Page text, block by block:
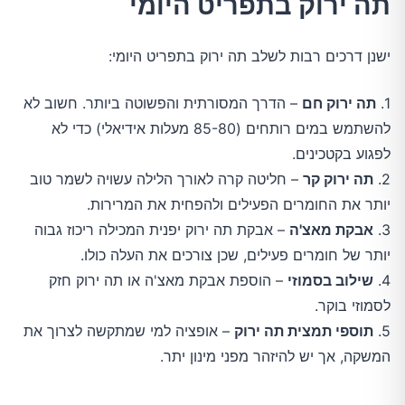
ישנן דרכים רבות לשלב תה ירוק בתפריט היומי:
1. תה ירוק חם – הדרך המסורתית והפשוטה ביותר. חשוב לא
להשתמש במים רותחים (85-80 מעלות אידיאלי) כדי לא
לפגוע בקטכינים.
2. תה ירוק קר – חליטה קרה לאורך הלילה עשויה לשמר טוב
יותר את החומרים הפעילים ולהפחית את המרירות.
3. אבקת מאצ'ה – אבקת תה ירוק יפנית המכילה ריכוז גבוה
יותר של חומרים פעילים, שכן צורכים את העלה כולו.
4. שילוב בסמוזי – הוספת אבקת מאצ'ה או תה ירוק חזק
לסמוזי בוקר.
5. תוספי תמצית תה ירוק – אופציה למי שמתקשה לצרוך את
המשקה, אך יש להיזהר מפני מינון יתר.